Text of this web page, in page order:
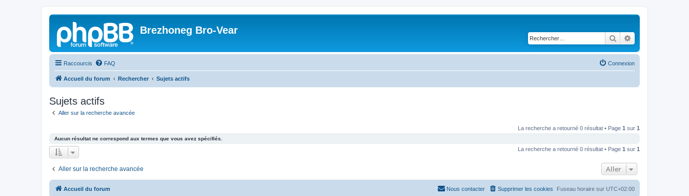
Brezhoneg Bro-Vear
Rechercher
Raccourcis FAQ Connexion
Accueil du forum Rechercher Sujets actifs
Sujets actifs
Aller sur la recherche avancée
La recherche a retourné 0 résultat • Page 1 sur 1
Aucun résultat ne correspond aux termes que vous avez spécifiés.
La recherche a retourné 0 résultat • Page 1 sur 1
Aller sur la recherche avancée Aller
Accueil du forum Fuseau horaire sur UTC+02:00
Supprimer les cookies
Nous contacter